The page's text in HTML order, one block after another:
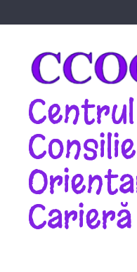
to
Carieră